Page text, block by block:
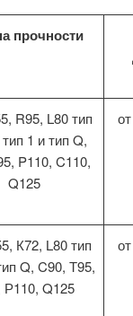
прочности
R95, L80 тип
1 и тип Q,
P110, C110,
Q125
К72, L80 тип
Q, C90, Т95,
Q125